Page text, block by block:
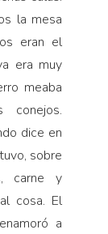
la mesa
eran el
era muy
meaba
dice en
sobre
carne y
cosa. El
a